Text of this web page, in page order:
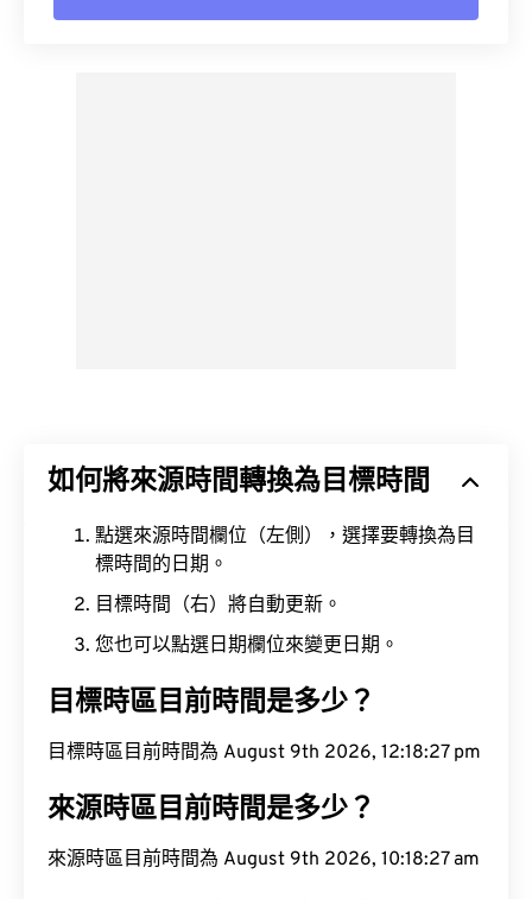
如何將來源時間轉換為目標時間
點選來源時間欄位（左側），選擇要轉換為目
標時間的日期。
目標時間（右）將自動更新。
您也可以點選日期欄位來變更日期。
目標時區目前時間是多少？
目標時區目前時間為 August 9th 2026, 12:18:28 pm
來源時區目前時間是多少？
來源時區目前時間為 August 9th 2026, 10:18:28 am